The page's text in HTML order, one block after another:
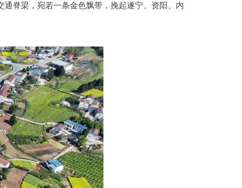
脊梁，宛若一条金色飘带，挽起遂宁、资阳、内